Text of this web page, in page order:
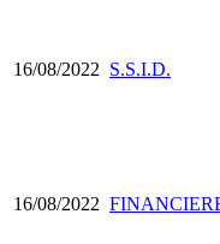
16/08/2022 S.S.I.D.
16/08/2022